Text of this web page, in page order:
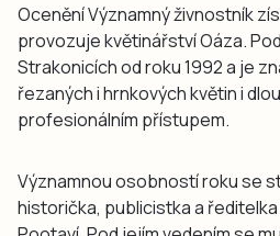
Ocenění Významný živnostník
provozuje květinářství Oáza.
Strakonicích od roku 1992 a je
řezaných i hrnkových květin i
profesionálním přístupem.
Významnou osobností roku se
historička, publicistka a